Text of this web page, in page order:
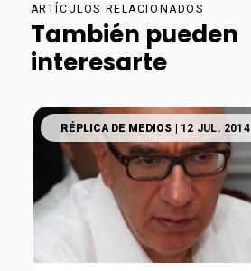
ARTÍCULOS RELACIONADOS
También pueden
interesarte
RÉPLICA DE MEDIOS | 12 JUL. 2014